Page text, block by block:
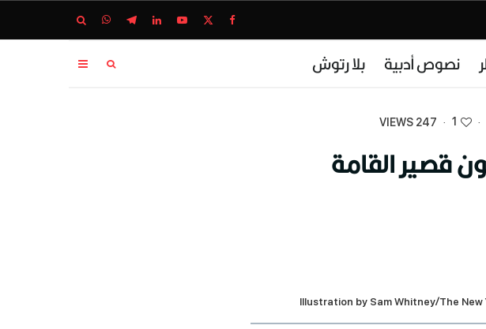
نصوص أدبية بلا رتوش
·
1
·
247 VIEWS
قصير القامة
Illustration by Sam Whitney/The